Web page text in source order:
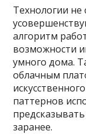
Технологии не
алгоритм
возможности
умного дома.
облачным
паттернов
заранее.